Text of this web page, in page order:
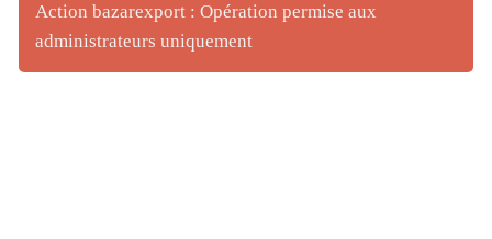
Action bazarexport : Opération permise aux
administrateurs uniquement